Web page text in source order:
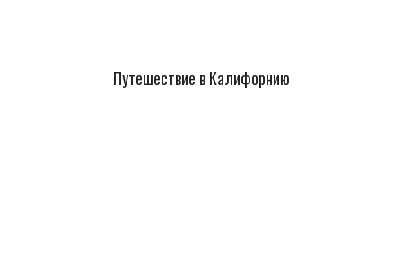
Путешествие в Калифорнию